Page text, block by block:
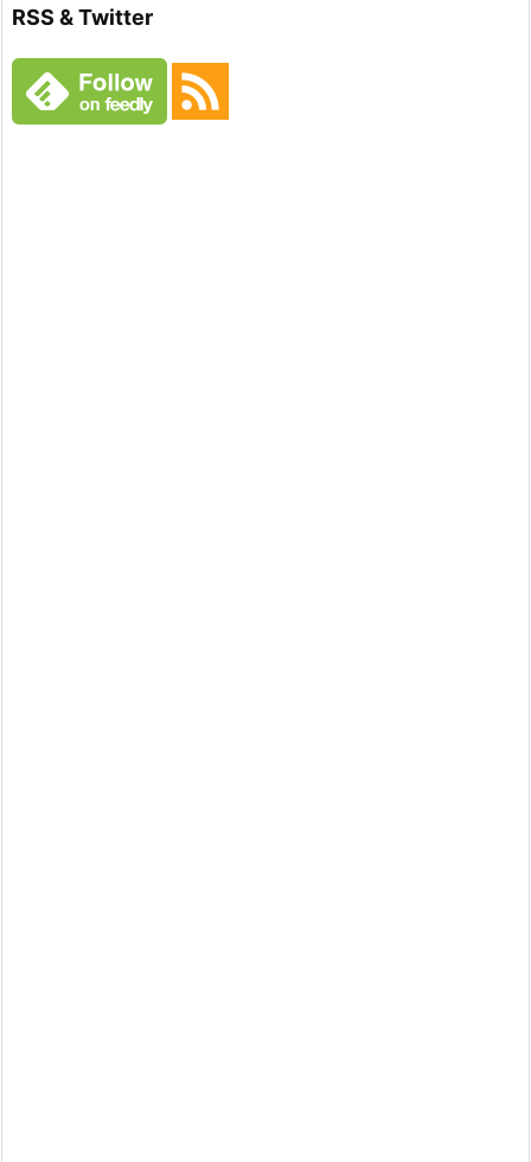
RSS & Twitter